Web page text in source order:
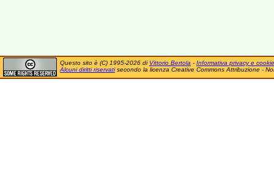
Questo sito è (C) 1995-2026 di Vittorio Bertola - Informativa privacy e cookie
Alcuni diritti riservatisecondo la licenza Creative Commons Attribuzione -